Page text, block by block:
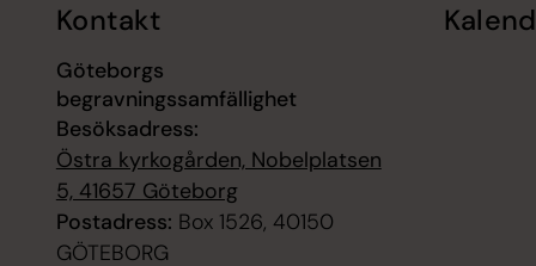
Kontakt
Göteborgs
begravningssamfällighet
Besöksadress:
Östra kyrkogården, Nobelplatsen
5, 41657 Göteborg
Postadress: Box 1526, 40150
GÖTEBORG